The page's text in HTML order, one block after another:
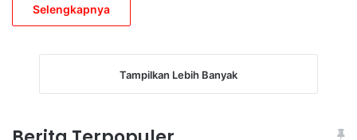
Selengkapnya
Tampilkan Lebih Banyak